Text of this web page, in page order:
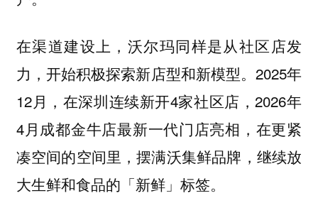
在渠道建设上，沃尔玛同样是从社区店发
力，开始积极探索新店型和新模型。2025年
12月，在深圳连续新开4家社区店，2026年
4月成都金牛店最新一代门店亮相，在更紧
凑空间的空间里，摆满沃集鲜品牌，继续放
大生鲜和食品的「新鲜」标签。